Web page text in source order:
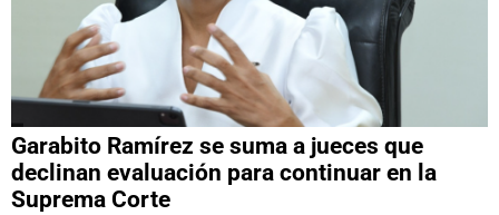
Garabito Ramírez se suma a jueces que
declinan evaluación para continuar en la
Suprema Corte